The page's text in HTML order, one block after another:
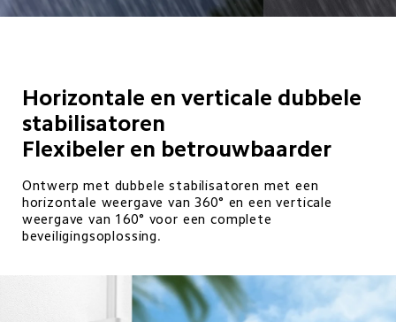
Horizontale en verticale dubbele
stabilisatoren
Flexibeler en betrouwbaarder
Ontwerp met dubbele stabilisatoren met een
horizontale weergave van 360° en een verticale
weergave van 160° voor een complete
beveiligingsoplossing.